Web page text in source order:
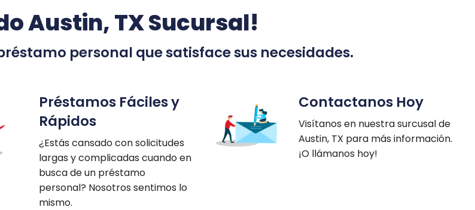
Austin, TX Sucursal!
personal que satisface sus necesidades.
Préstamos Fáciles y
Rápidos
¿Estás cansado con solicitudes
largas y complicadas cuando en
busca de un préstamo
personal? Nosotros sentimos lo
mismo.
Contactanos Hoy
Visítanos en nuestra surcusal de
Austin, TX para más información.
¡O llámanos hoy!